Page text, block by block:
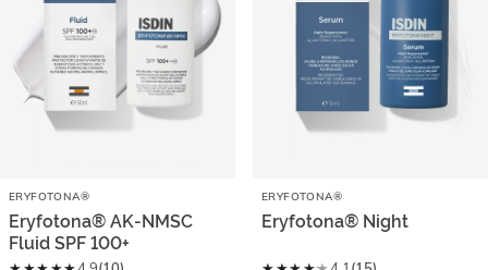
ERYFOTONA®
Eryfotona® AK-NMSC
Fluid SPF 100+
ERYFOTONA®
Eryfotona® Night